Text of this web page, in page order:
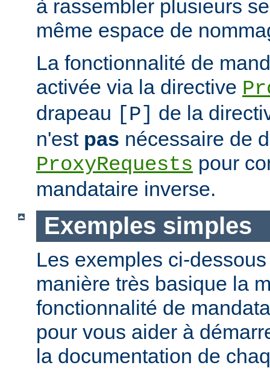
à rassembler plusieurs
même espace de
La fonctionnalité de
activée via la directive
drapeau
[P]
de la
n'est pas nécessaire de
ProxyRequests pour
mandataire inverse.
Exemples simples
Les exemples ci-
manière très basique la
fonctionnalité de
pour vous aider à
la documentation de